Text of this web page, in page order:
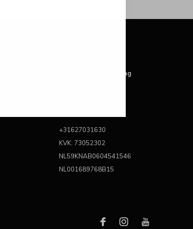
Best Brands For Living
+31627031630
KVK: 73052302
NL59KNAB0604541546
NL001689768B15